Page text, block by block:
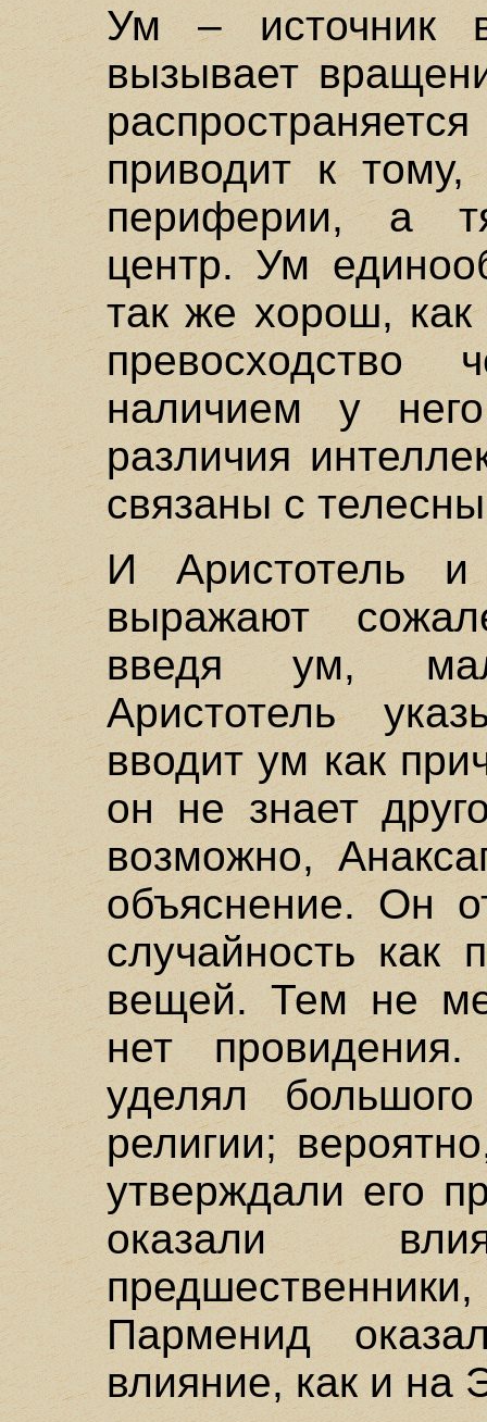
Ум – источник
вызывает
приводит к
периферии, а
центр. Ум
так же хорош,
превосходство
наличием у
различия
связаны с
И Аристотель и
выражают
введя ум,
Аристотель
вводит ум как
он не знает
возможно,
объяснение. Он
случайность как
вещей. Тем не
нет
уделял
религии;
утверждали его
оказали
Парменид
влияние, как и на